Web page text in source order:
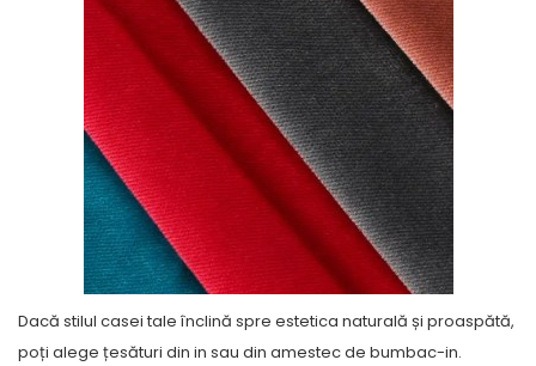
Dacă stilul casei tale înclină spre estetica naturală și proaspătă,
poți alege țesături din in sau din amestec de bumbac-in.